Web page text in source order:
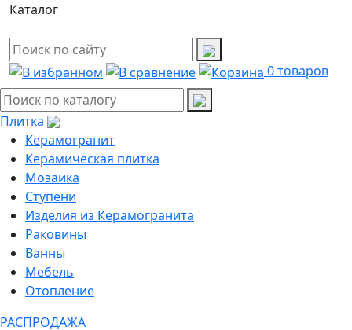
Каталог
0товаров
Плитка
Керамогранит
Керамическая плитка
Мозаика
Ступени
Изделия из Керамогранита
Раковины
Ванны
Мебель
Отопление
РАСПРОДАЖА